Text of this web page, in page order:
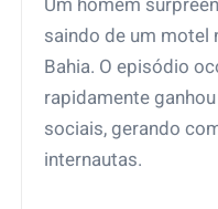
Um homem
saindo de um motel
Bahia. O episódio
rapidamente
sociais, gerando
internautas.